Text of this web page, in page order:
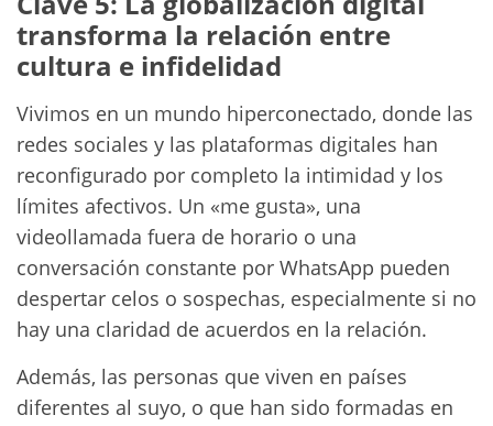
transforma la relación entre
cultura e infidelidad
Vivimos en un mundo hiperconectado, donde las
redes sociales y las plataformas digitales han
reconfigurado por completo la intimidad y los
límites afectivos. Un «me gusta», una
videollamada fuera de horario o una
conversación constante por WhatsApp pueden
despertar celos o sospechas, especialmente si no
hay una claridad de acuerdos en la relación.
Además, las personas que viven en países
diferentes al suyo, o que han sido formadas en